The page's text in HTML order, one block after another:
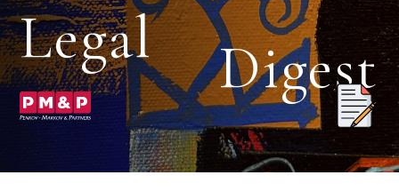
Legal Digest